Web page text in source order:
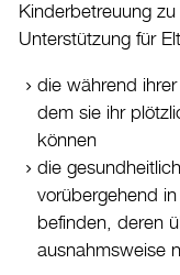
Formulare
Dokumente
Datenschutz
Leitbild
Politik
Wirtschaft
Kinderbetreuung
Unterstützung für
die während
dem sie ihr
können
die
vorübergehend
befinden, deren
ausnahmsweise